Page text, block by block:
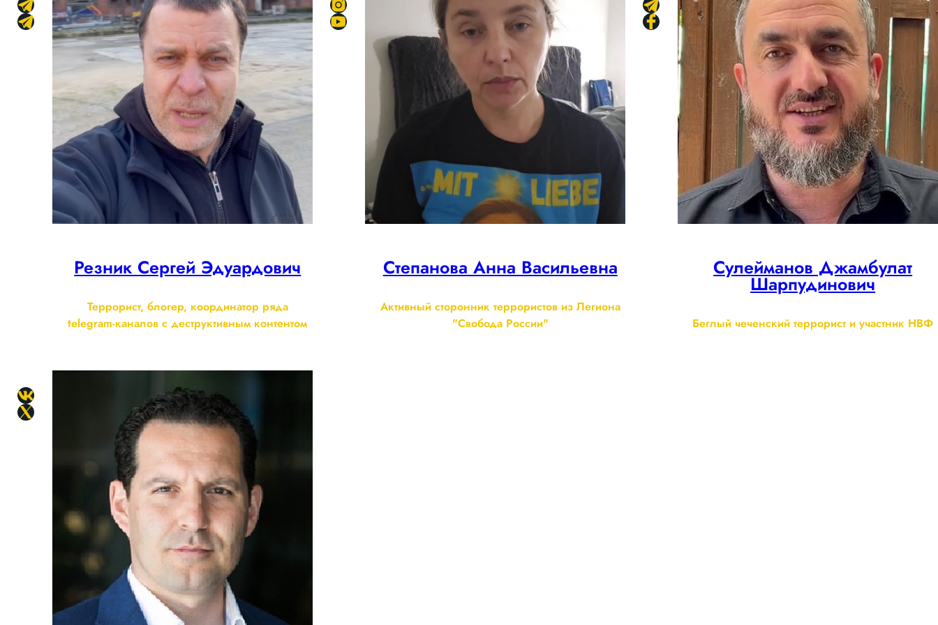
Резник Сергей Эдуардович
Террорист, блогер, координатор ряда
telegram-каналов с деструктивным контентом
Степанова Анна Васильевна
Активный сторонник террористов из Легиона
"Свобода России"
Сулейманов Джамбулат
Шарпудинович
Беглый чеченский террорист и участник НВФ